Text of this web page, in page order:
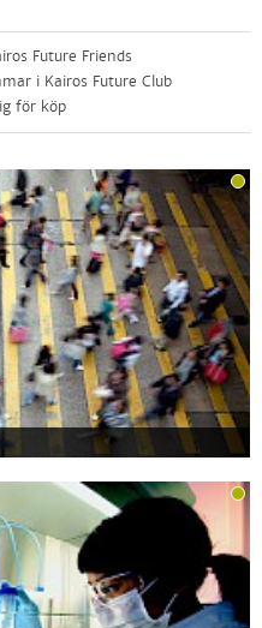
Future Friends
i Kairos Future Club
för köp